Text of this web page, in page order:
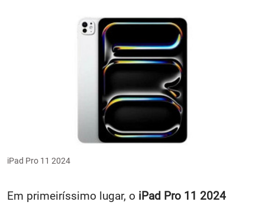
iPad Pro 11 2024
Em primeiríssimo lugar, o iPad Pro 11 2024